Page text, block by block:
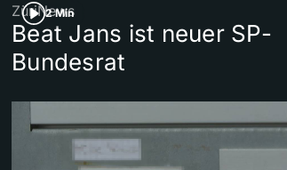
2 Min
ZüriNews
Beat Jans ist neuer SP-
Bundesrat